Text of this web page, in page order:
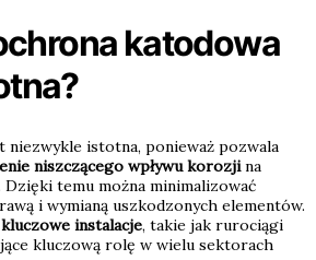
katodowa
niezwykle istotna, ponieważ pozwala
niszczącego wpływu korozjina
temu można minimalizować
i wymianą uszkodzonych elementów.
kluczowe instalacje, takie jak rurociągi
kluczową rolę w wielu sektorach